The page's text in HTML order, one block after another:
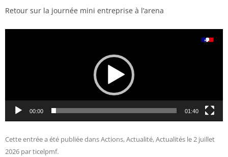
Retour sur la journée mini entreprise à l’arena
00:00 01:40
Cette entrée a été publiée dansActions,Actualité,Actualités le2 juillet
2026 particelpmf.